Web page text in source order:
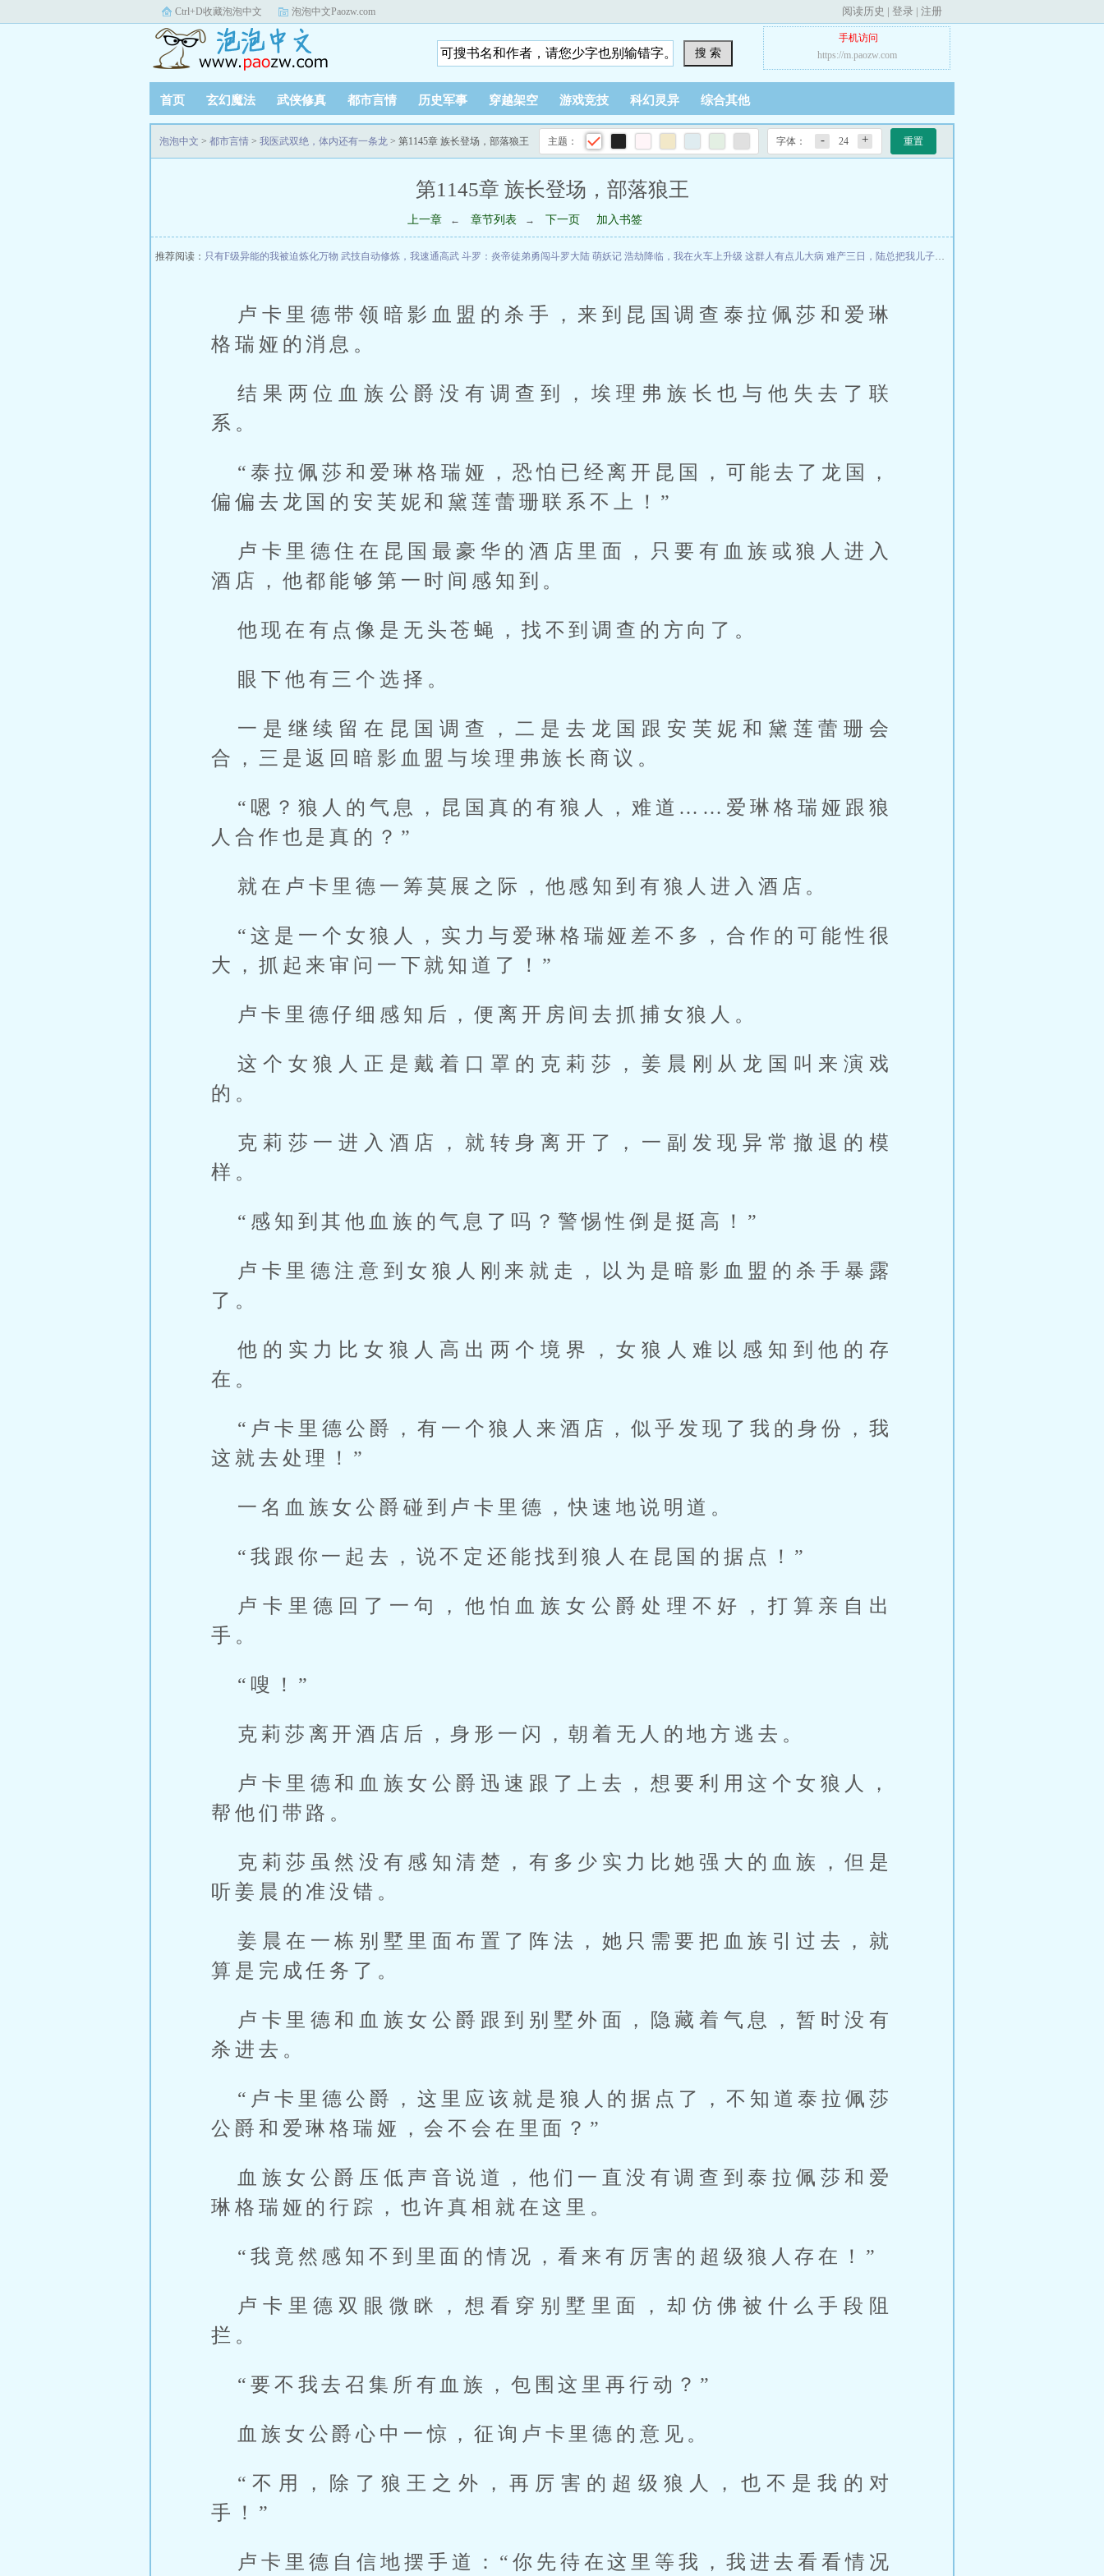
Ctrl+D收藏泡泡中文 泡泡中文Paozw.com 阅读历史 | 登录 | 注册
搜 索
手机访问
https://m.paozw.com
首页 玄幻魔法 武侠修真 都市言情 历史军事 穿越架空 游戏竞技 科幻灵异 综合其他
主题： 字体： - 24 + 重置
泡泡中文 > 都市言情 > 我医武双绝，体内还有一条龙 > 第1145章 族长登场，部落狼王
第1145章 族长登场，部落狼王
上一章 ← 章节列表 → 下一页 加入书签
推荐阅读： 只有F级异能的我被迫炼化万物 武技自动修炼，我速通高武 斗罗：炎帝徒弟勇闯斗罗大陆 萌妖记 浩劫降临，我在火车上升级 这群人有点儿大病 难产三日，陆总把我儿子送给白月光
卢卡里德带领暗影血盟的杀手，来到昆国调查泰拉佩莎和爱琳
格瑞娅的消息。
结果两位血族公爵没有调查到，埃理弗族长也与他失去了联
系。
“泰拉佩莎和爱琳格瑞娅，恐怕已经离开昆国，可能去了龙国，
偏偏去龙国的安芙妮和黛莲蕾珊联系不上！”
卢卡里德住在昆国最豪华的酒店里面，只要有血族或狼人进入
酒店，他都能够第一时间感知到。
他现在有点像是无头苍蝇，找不到调查的方向了。
眼下他有三个选择。
一是继续留在昆国调查，二是去龙国跟安芙妮和黛莲蕾珊会
合，三是返回暗影血盟与埃理弗族长商议。
“嗯？狼人的气息，昆国真的有狼人，难道……爱琳格瑞娅跟狼
人合作也是真的？”
就在卢卡里德一筹莫展之际，他感知到有狼人进入酒店。
“这是一个女狼人，实力与爱琳格瑞娅差不多，合作的可能性很
大，抓起来审问一下就知道了！”
卢卡里德仔细感知后，便离开房间去抓捕女狼人。
这个女狼人正是戴着口罩的克莉莎，姜晨刚从龙国叫来演戏
的。
克莉莎一进入酒店，就转身离开了，一副发现异常撤退的模
样。
“感知到其他血族的气息了吗？警惕性倒是挺高！”
卢卡里德注意到女狼人刚来就走，以为是暗影血盟的杀手暴露
了。
他的实力比女狼人高出两个境界，女狼人难以感知到他的存
在。
“卢卡里德公爵，有一个狼人来酒店，似乎发现了我的身份，我
这就去处理！”
一名血族女公爵碰到卢卡里德，快速地说明道。
“我跟你一起去，说不定还能找到狼人在昆国的据点！”
卢卡里德回了一句，他怕血族女公爵处理不好，打算亲自出
手。
“嗖！”
克莉莎离开酒店后，身形一闪，朝着无人的地方逃去。
卢卡里德和血族女公爵迅速跟了上去，想要利用这个女狼人，
帮他们带路。
克莉莎虽然没有感知清楚，有多少实力比她强大的血族，但是
听姜晨的准没错。
姜晨在一栋别墅里面布置了阵法，她只需要把血族引过去，就
算是完成任务了。
卢卡里德和血族女公爵跟到别墅外面，隐藏着气息，暂时没有
杀进去。
“卢卡里德公爵，这里应该就是狼人的据点了，不知道泰拉佩莎
公爵和爱琳格瑞娅，会不会在里面？”
血族女公爵压低声音说道，他们一直没有调查到泰拉佩莎和爱
琳格瑞娅的行踪，也许真相就在这里。
“我竟然感知不到里面的情况，看来有厉害的超级狼人存在！”
卢卡里德双眼微眯，想看穿别墅里面，却仿佛被什么手段阻
拦。
“要不我去召集所有血族，包围这里再行动？”
血族女公爵心中一惊，征询卢卡里德的意见。
“不用，除了狼王之外，再厉害的超级狼人，也不是我的对
手！”
卢卡里德自信地摆手道：“你先待在这里等我，我进去看看情况